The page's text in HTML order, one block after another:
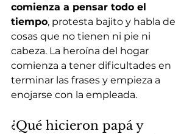
comienza a pensar todo el
tiempo, protesta bajito y habla de
cosas que no tienen ni pie ni
cabeza. La heroína del hogar
comienza a tener dificultades en
terminar las frases y empieza a
enojarse con la empleada.
¿Qué hicieron papá y